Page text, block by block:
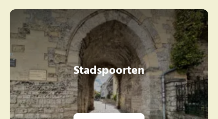
Stadspoorten